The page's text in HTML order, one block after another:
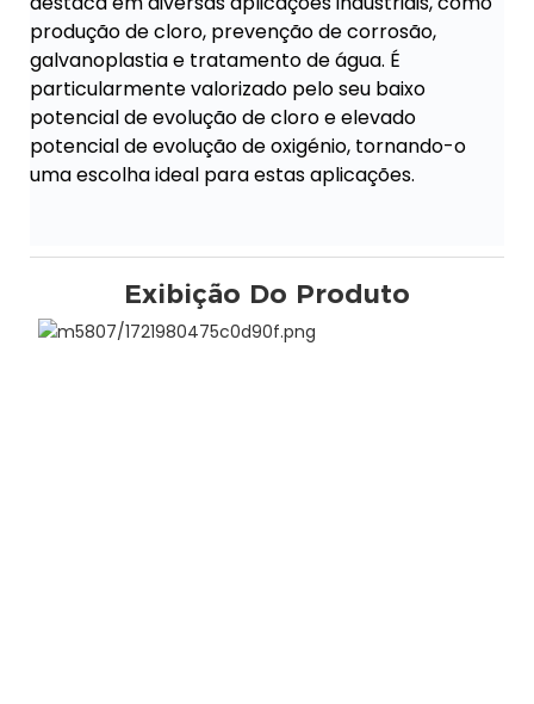
produção de cloro, prevenção de corrosão,
galvanoplastia e tratamento de água. É
particularmente valorizado pelo seu baixo
potencial de evolução de cloro e elevado
potencial de evolução de oxigénio, tornando-o
uma escolha ideal para estas aplicações.
Exibição Do Produto